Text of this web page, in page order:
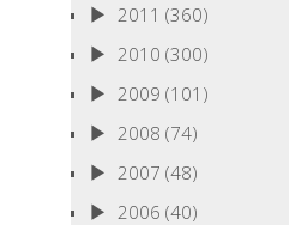
2011 (360)
2010 (300)
2009 (101)
2008 (74)
2007 (48)
2006 (40)